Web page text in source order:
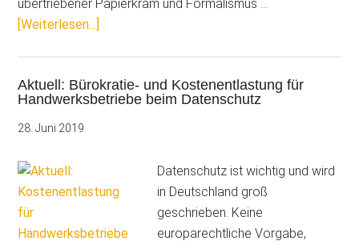
übertriebener Papierkram und Formalismus …
[Weiterlesen...]
Forderungskatalog
an
Aktuell: Bürokratie- und Kostenentlastung für
Handwerksbetriebe beim Datenschutz
28. Juni 2019
Datenschutz ist wichtig und wird
in Deutschland groß
geschrieben. Keine
europarechtliche Vorgabe,